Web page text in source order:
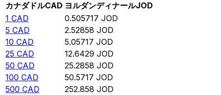
カナダドルCAD ヨルダンディナールJOD
1 CAD 0.505717 JOD
5 CAD 2.52858 JOD
10 CAD 5.05717 JOD
25 CAD 12.6429 JOD
50 CAD 25.2858 JOD
100 CAD 50.5717 JOD
500 CAD 252.858 JOD